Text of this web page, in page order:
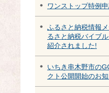
ワンストップ特例
ふるさと納税情報
るさと納税バイブ
紹介されました!
いちき串木野市の
クト公開開始のお